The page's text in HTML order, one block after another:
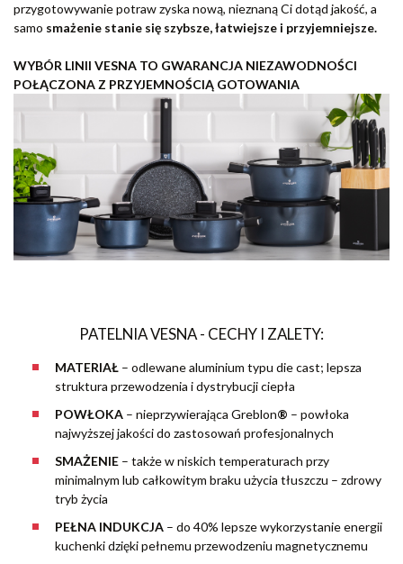
przygotowywanie potraw zyska nową, nieznaną Ci dotąd jakość, a
samo smażenie stanie się szybsze, łatwiejsze i przyjemniejsze.
WYBÓR LINII VESNA TO GWARANCJA NIEZAWODNOŚCI
POŁĄCZONA Z PRZYJEMNOŚCIĄ GOTOWANIA
PATELNIA VESNA - CECHY I ZALETY:
MATERIAŁ – odlewane aluminium typu die cast; lepsza
struktura przewodzenia i dystrybucji ciepła
POWŁOKA – nieprzywierająca Greblon® – powłoka
najwyższej jakości do zastosowań profesjonalnych
SMAŻENIE – także w niskich temperaturach przy
minimalnym lub całkowitym braku użycia tłuszczu – zdrowy
tryb życia
PEŁNA INDUKCJA – do 40% lepsze wykorzystanie energii
kuchenki dzięki pełnemu przewodzeniu magnetycznemu